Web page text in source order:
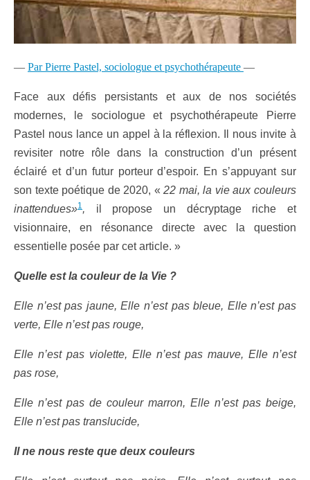
— Par Pierre Pastel, sociologue et psychothérapeute —
Face aux défis persistants et aux de nos sociétés
modernes, le sociologue et psychothérapeute Pierre
Pastel nous lance un appel à la réflexion. Il nous invite à
revisiter notre rôle dans la construction d’un présent
éclairé et d’un futur porteur d’espoir. En s’appuyant sur
son texte poétique de 2020, «22 mai, la vie aux couleurs
inattendues»1 ,
il propose un décryptage riche et
visionnaire, en résonance directe avec la question
essentielle posée par cet article. »
Quelle est la couleur de la Vie ?
Elle n’est pas jaune, Elle n’est pas bleue, Elle n’est pas
verte, Elle n’est pas rouge,
Elle n’est pas violette, Elle n’est pas mauve, Elle n’est
pas rose,
Elle n’est pas de couleur marron, Elle n’est pas beige,
Elle n’est pas translucide,
Il ne nous reste que deux couleurs